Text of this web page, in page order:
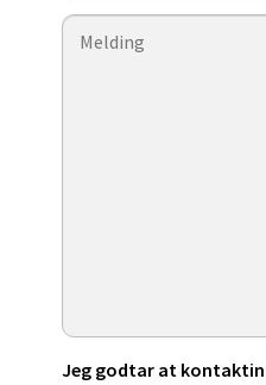
Jeg godtar at